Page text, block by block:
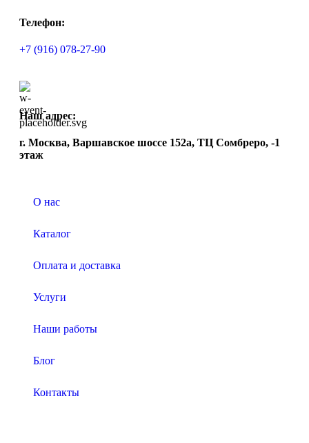
Телефон:
+7 (916) 078-27-90
Наш адрес:
г. Москва, Варшавское шоссе 152а, ТЦ Сомбреро, -1
этаж
О нас
Каталог
Оплата и доставка
Услуги
Наши работы
Блог
Контакты